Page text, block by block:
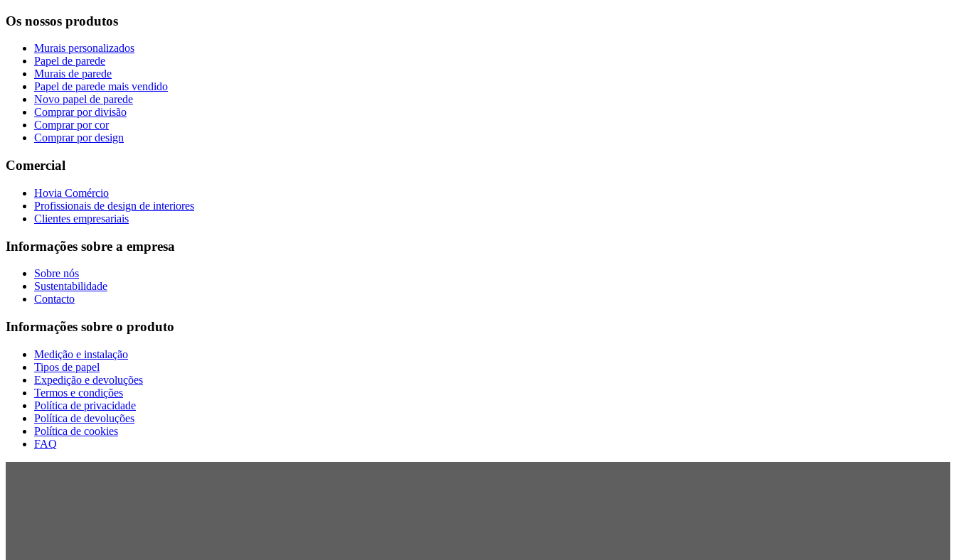
Os nossos produtos
Murais personalizados
Papel de parede
Murais de parede
Papel de parede mais vendido
Novo papel de parede
Comprar por divisão
Comprar por cor
Comprar por design
Comercial
Hovia Comércio
Profissionais de design de interiores
Clientes empresariais
Informações sobre a empresa
Sobre nós
Sustentabilidade
Contacto
Informações sobre o produto
Medição e instalação
Tipos de papel
Expedição e devoluções
Termos e condições
Política de privacidade
Política de devoluções
Política de cookies
FAQ